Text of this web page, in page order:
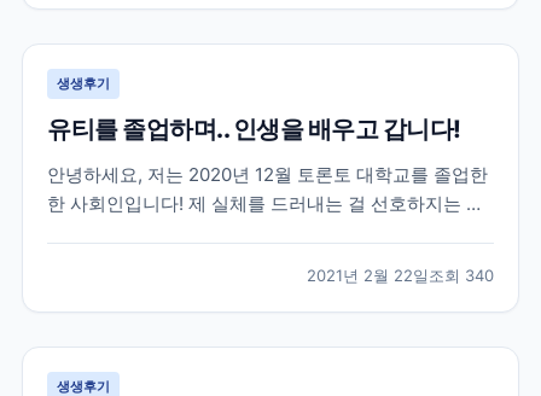
는 학교를 추천해주시고 그후로 필요한게 무엇인지 언제
까...
생생후기
유티를 졸업하며.. 인생을 배우고 갑니다!
안녕하세요, 저는 2020년 12월 토론토 대학교를 졸업한
한 사회인입니다! 제 실체를 드러내는 걸 선호하지는 않
권태원 실장님의 도움을 받아 토론토 대학교에 진학을
하게 되었습니다. 대학 진학 문제로 고민이 많았...
2021년 2월 22일조회 340
생생후기